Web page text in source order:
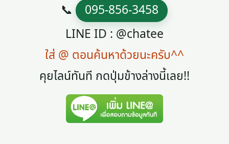
📞 095-856-3458
LINE ID : @chatee
ใส่ @ ตอนค้นหาด้วยนะครับ^^
คุยไลน์ทันที กดปุ่มข้างล่างนี้เลย!!